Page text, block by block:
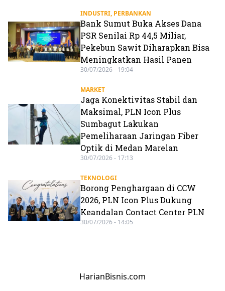
INDUSTRI, PERBANKAN
Bank Sumut Buka Akses Dana
PSR Senilai Rp 44,5 Miliar,
Pekebun Sawit Diharapkan Bisa
Meningkatkan Hasil Panen
30/07/2026 - 19:04
MARKET
Jaga Konektivitas Stabil dan
Maksimal, PLN Icon Plus
Sumbagut Lakukan
Pemeliharaan Jaringan Fiber
Optik di Medan Marelan
30/07/2026 - 17:13
TEKNOLOGI
Borong Penghargaan di CCW
2026, PLN Icon Plus Dukung
Keandalan Contact Center PLN
30/07/2026 - 14:05
HarianBisnis.com